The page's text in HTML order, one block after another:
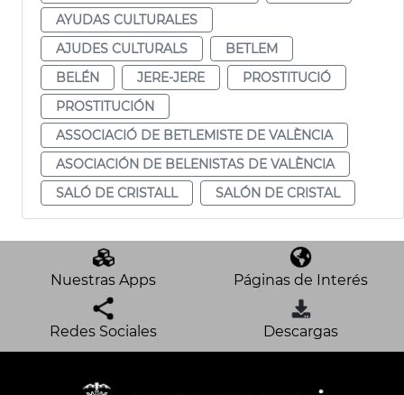
AYUDAS CULTURALES
AJUDES CULTURALS
BETLEM
BELÉN
JERE-JERE
PROSTITUCIÓ
PROSTITUCIÓN
ASSOCIACIÓ DE BETLEMISTE DE VALÈNCIA
ASOCIACIÓN DE BELENISTAS DE VALÈNCIA
SALÓ DE CRISTALL
SALÓN DE CRISTAL
Nuestras Apps Páginas de Interés
Redes Sociales Descargas